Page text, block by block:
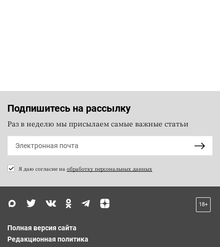
Подпишитесь на рассылку
Раз в неделю мы присылаем самые важные статьи
Я даю согласие на обработку персональных данных
18+
Полная версия сайта
Редакционная политика